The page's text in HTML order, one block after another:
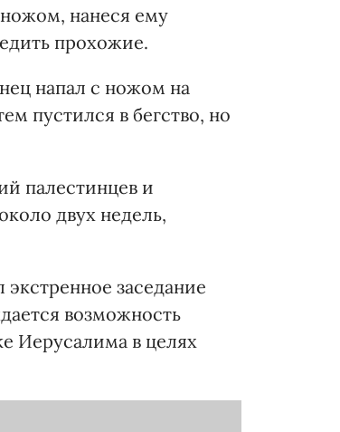
ножом, нанеся ему
прохожие.
напал с ножом на
пустился в бегство, но
палестинцев и
двух недель,
заседание
возможность
Иерусалима в целях